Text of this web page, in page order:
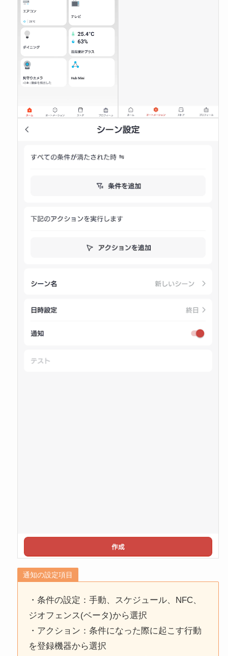
通知の設定項目
・条件の設定：手動、スケジュール、NFC、
ジオフェンス(ベータ)から選択
・アクション：条件になった際に起こす行動
を登録機器から選択